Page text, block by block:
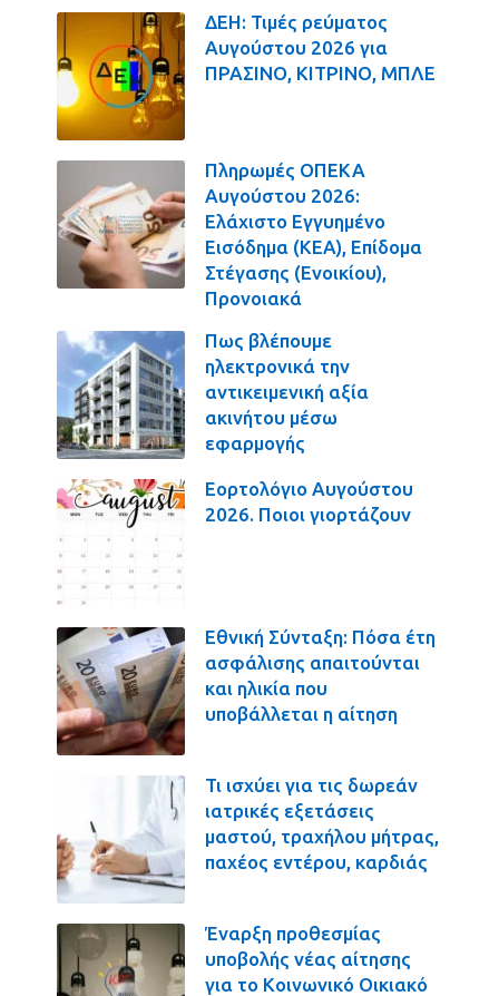
ΔΕΗ: Τιμές ρεύματος
Αυγούστου 2026 για
ΠΡΑΣΙΝΟ, ΚΙΤΡΙΝΟ, ΜΠΛΕ
Πληρωμές ΟΠΕΚΑ
Αυγούστου 2026:
Ελάχιστο Εγγυημένο
Εισόδημα (ΚΕΑ), Επίδομα
Στέγασης (Ενοικίου),
Προνοιακά
Πως βλέπουμε
ηλεκτρονικά την
αντικειμενική αξία
ακινήτου μέσω
εφαρμογής
Εορτολόγιο Αυγούστου
2026. Ποιοι γιορτάζουν
Εθνική Σύνταξη: Πόσα έτη
ασφάλισης απαιτούνται
και ηλικία που
υποβάλλεται η αίτηση
Τι ισχύει για τις δωρεάν
ιατρικές εξετάσεις
μαστού, τραχήλου μήτρας,
παχέος εντέρου, καρδιάς
Έναρξη προθεσμίας
υποβολής νέας αίτησης
για το Κοινωνικό Οικιακό